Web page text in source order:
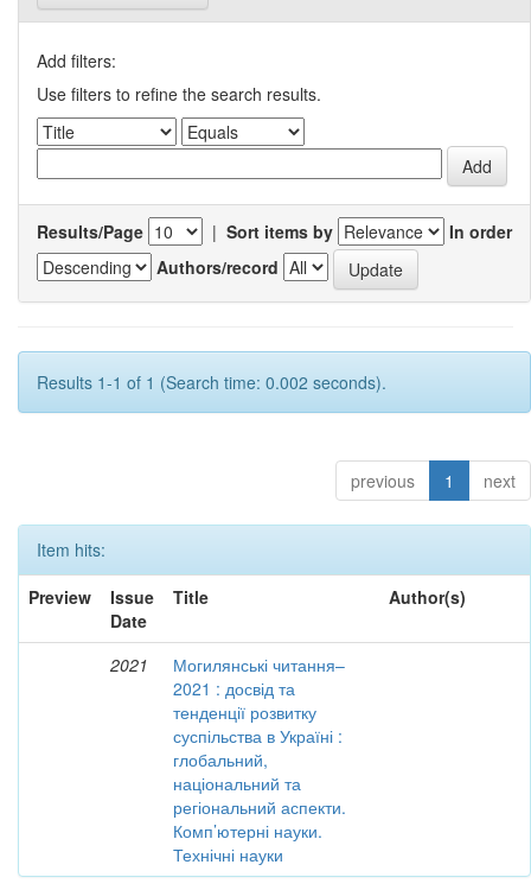
Add filters:
Use filters to refine the search results.
Results/Page | Sort items by
In order
Authors/record
Results 1-1 of 1 (Search time: 0.002 seconds).
previous 1 next
Item hits:
Preview
Issue
Date
Title Author(s)
2021
Могилянські читання–
2021 : досвід та
тенденції розвитку
суспільства в Україні :
глобальний,
національний та
регіональний аспекти.
Комп’ютерні науки.
Технічні науки